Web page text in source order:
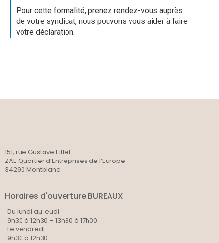
Pour cette formalité, prenez rendez-vous auprès
de votre syndicat, nous pouvons vous aider à faire
votre déclaration.
151, rue Gustave Eiffel
ZAE Quartier d’Entreprises de l’Europe
34290 Montblanc
Horaires d'ouverture BUREAUX
Du lundi au jeudi
9h30 à 12h30 – 13h30 à 17h00
Le vendredi
9h30 à 12h30